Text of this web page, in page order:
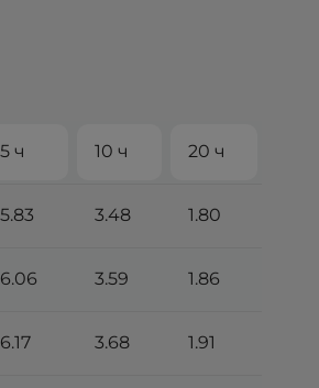
5 ч 10 ч 20 ч
5.83 3.48 1.80
6.06 3.59 1.86
6.17 3.68 1.91